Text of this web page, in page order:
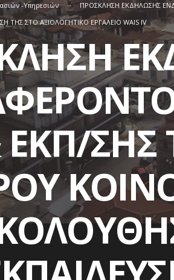
-Υπηρεσιών
ΠΡΟΣΚΛΗΣΗ ΕΚΔΗΛΩΣΗΣ
ΤΗΣ ΣΤΟ ΑΞΙΟΛΟΓΗΤΙΚΟ ΕΡΓΑΛΕΙΟ WAIS IV
ΕΚΠ/